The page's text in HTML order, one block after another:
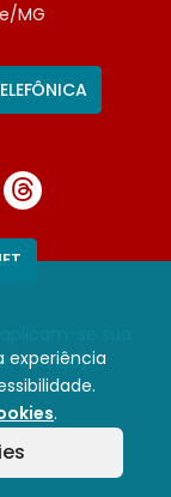
experiência
.
MG
se sua
Serviço).